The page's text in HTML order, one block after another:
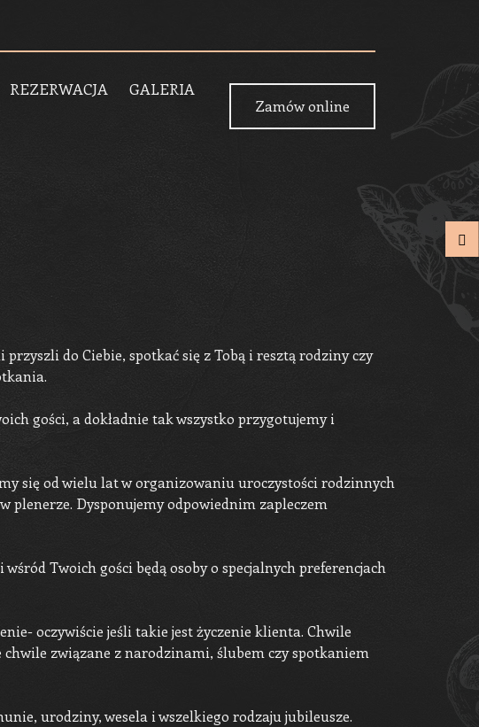
REZERWACJA
GALERIA
Zamów online
do Ciebie, spotkać się z Tobą i resztą rodziny czy
gości, a dokładnie tak wszystko przygotujemy i
się od wielu lat w organizowaniu uroczystości rodzinnych
plenerze. Dysponujemy odpowiednim zapleczem
Twoich gości będą osoby o specjalnych preferencjach
oczywiście jeśli takie jest życzenie klienta. Chwile
związane z narodzinami, ślubem czy spotkaniem
urodziny, wesela i wszelkiego rodzaju jubileusze.